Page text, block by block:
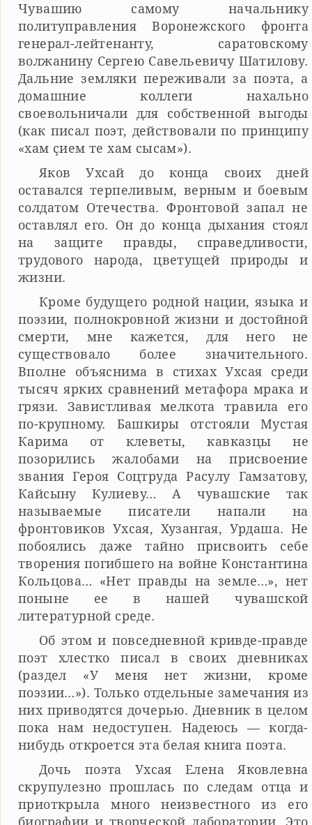
Чувашию самому начальнику
политуправления Воронежского фронта
генерал-лейтенанту, саратовскому
волжанину Сергею Савельевичу Шатилову.
Дальние земляки переживали за поэта, а
домашние коллеги нахально
своевольничали для собственной выгоды
(как писал поэт, действовали по принципу
«хам ҫием те хам сысам»).
Яков Ухсай до конца своих дней
оставался терпеливым, верным и боевым
солдатом Отечества. Фронтовой запал не
оставлял его. Он до конца дыхания стоял
на защите правды, справедливости,
трудового народа, цветущей природы и
жизни.
Кроме будущего родной нации, языка и
поэзии, полнокровной жизни и достойной
смерти, мне кажется, для него не
существовало более значительного.
Вполне объяснима в стихах Ухсая среди
тысяч ярких сравнений метафора мрака и
грязи. Завистливая мелкота травила его
по-крупному. Башкиры отстояли Мустая
Карима от клеветы, кавказцы не
позорились жалобами на присвоение
звания Героя Соцтруда Расулу Гамзатову,
Кайсыну Кулиеву… А чувашские так
называемые писатели напали на
фронтовиков Ухсая, Хузангая, Урдаша. Не
побоялись даже тайно присвоить себе
творения погибшего на войне Константина
Кольцова… «Нет правды на земле…», нет
поныне ее в нашей чувашской
литературной среде.
Об этом и повседневной кривде-правде
поэт хлестко писал в своих дневниках
(раздел «У меня нет жизни, кроме
поэзии…»). Только отдельные замечания из
них приводятся дочерью. Дневник в целом
пока нам недоступен. Надеюсь — когда-
нибудь откроется эта белая книга поэта.
Дочь поэта Ухсая Елена Яковлевна
скрупулезно прошлась по следам отца и
приоткрыла много неизвестного из его
биографии и творческой лаборатории. Это